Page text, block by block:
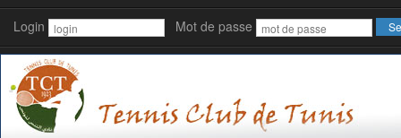
Login Mot de passe